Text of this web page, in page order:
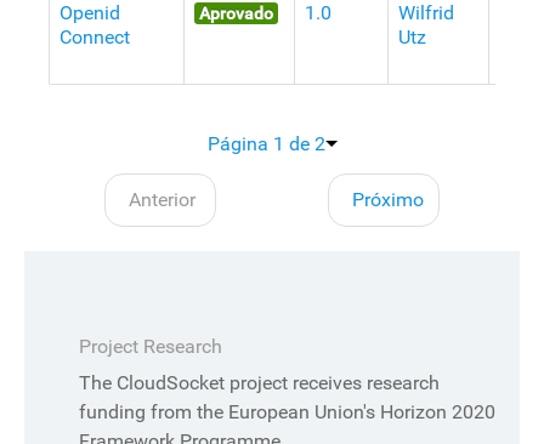
Openid
Connect
Aprovado 1.0
Wilfrid
Utz
Página 1 de 2
Anterior Próximo
Project Research
The CloudSocket project receives research
funding from the European Union's Horizon 2020